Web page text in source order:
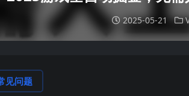
2025-05-21
见问题